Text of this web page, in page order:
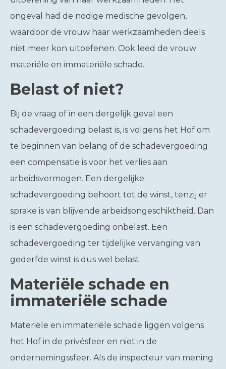
ongeval had de nodige medische gevolgen,
waardoor de vrouw haar werkzaamheden deels
niet meer kon uitoefenen. Ook leed de vrouw
materiële en immateriële schade.
Belast of niet?
Bij de vraag of in een dergelijk geval een
schadevergoeding belast is, is volgens het Hof om
te beginnen van belang of de schadevergoeding
een compensatie is voor het verlies aan
arbeidsvermogen. Een dergelijke
schadevergoeding behoort tot de winst, tenzij er
sprake is van blijvende arbeidsongeschiktheid. Dan
is een schadevergoeding onbelast. Een
schadevergoeding ter tijdelijke vervanging van
gederfde winst is dus wel belast.
Materiële schade en
immateriële schade
Materiële en immateriële schade liggen volgens
het Hof in de privésfeer en niet in de
ondernemingssfeer. Als de inspecteur van mening